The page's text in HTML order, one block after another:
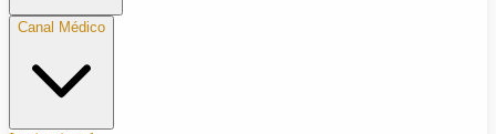
Canal Médico